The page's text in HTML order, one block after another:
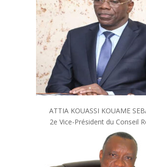
ATTIA KOUASSI KOUAME
2e Vice-Président du Conseil